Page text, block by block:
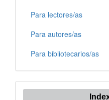
Para lectores/as
Para autores/as
Para bibliotecarios/as